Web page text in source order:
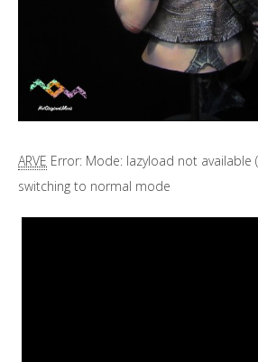
ARVE Error: Mode: lazyload not available
switching to normal mode